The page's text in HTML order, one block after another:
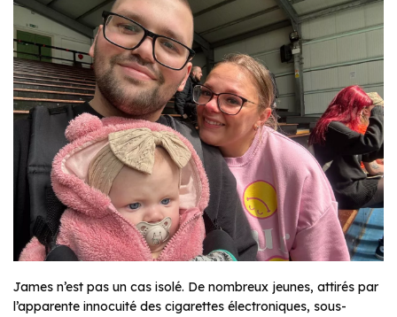
James n’est pas un cas isolé. De nombreux jeunes, attirés par
l’apparente innocuité des cigarettes électroniques, sous-